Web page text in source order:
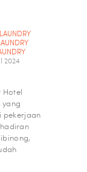
LAUNDRY
2024
Hotel
yang
pekerjaan